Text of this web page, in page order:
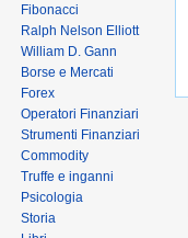
Fibonacci
Ralph Nelson Elliott
William D. Gann
Borse e Mercati
Forex
Operatori Finanziari
Strumenti Finanziari
Commodity
Truffe e inganni
Psicologia
Storia